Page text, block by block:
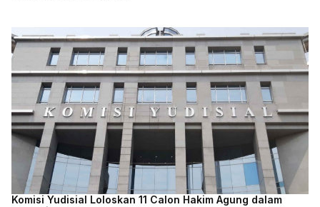
Komisi Yudisial Loloskan 11 Calon Hakim Agung dalam